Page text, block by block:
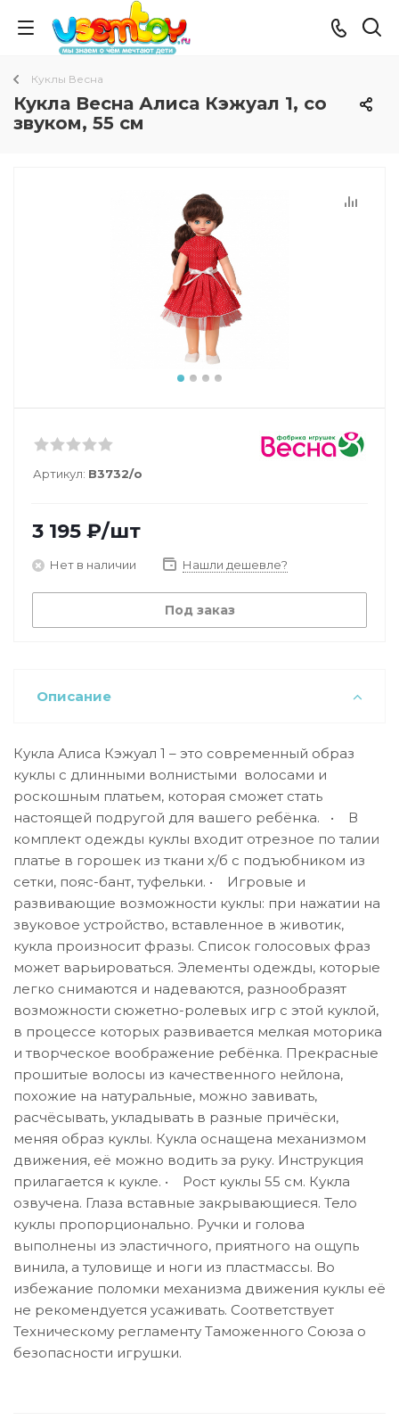
Куклы Весна
Кукла Весна Алиса Кэжуал 1, со
звуком, 55 см
Артикул: В3732/о
3 195 ₽/шт
Нет в наличии Нашли дешевле?
Под заказ
Описание
Кукла Алиса Кэжуал 1 – это современный образ
куклы с длинными волнистыми волосами и
роскошным платьем, которая сможет стать
настоящей подругой для вашего ребёнка. • В
комплект одежды куклы входит отрезное по талии
платье в горошек из ткани х/б с подъюбником из
сетки, пояс-бант, туфельки. • Игровые и
развивающие возможности куклы: при нажатии на
звуковое устройство, вставленное в животик,
кукла произносит фразы. Список голосовых фраз
может варьироваться. Элементы одежды, которые
легко снимаются и надеваются, разнообразят
возможности сюжетно-ролевых игр с этой куклой,
в процессе которых развивается мелкая моторика
и творческое воображение ребёнка. Прекрасные
прошитые волосы из качественного нейлона,
похожие на натуральные, можно завивать,
расчёсывать, укладывать в разные причёски,
меняя образ куклы. Кукла оснащена механизмом
движения, её можно водить за руку. Инструкция
прилагается к кукле. • Рост куклы 55 см. Кукла
озвучена. Глаза вставные закрывающиеся. Тело
куклы пропорционально. Ручки и голова
выполнены из эластичного, приятного на ощупь
винила, а туловище и ноги из пластмассы. Во
избежание поломки механизма движения куклы её
не рекомендуется усаживать. Соответствует
Техническому регламенту Таможенного Союза о
безопасности игрушки.